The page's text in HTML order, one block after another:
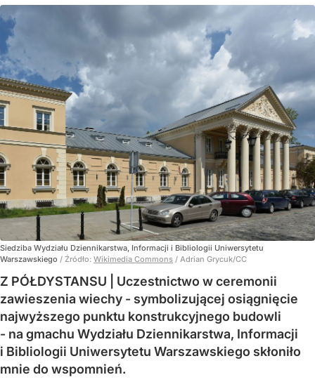
Siedziba Wydziału Dziennikarstwa, Informacji i Bibliologii Uniwersytetu
Warszawskiego / Źródło: Wikimedia Commons / Adrian Grycuk/CC
Z PÓŁDYSTANSU | Uczestnictwo w ceremonii
zawieszenia wiechy - symbolizującej osiągnięcie
najwyższego punktu konstrukcyjnego budowli
- na gmachu Wydziału Dziennikarstwa, Informacji
i Bibliologii Uniwersytetu Warszawskiego skłoniło
mnie do wspomnień.